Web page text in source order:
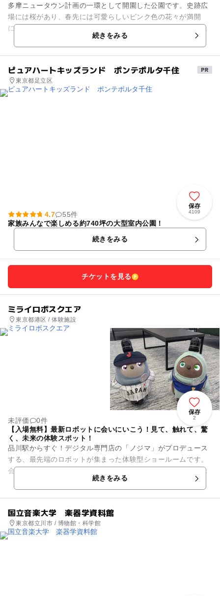
多摩ニュータウン計画の一環として開園した公園です。史跡広
場には桜があり、春先には可愛らしいピンク色の花々が満開
に。バーベキューもできるので、お花見の時期やゴールデンウ
ィーク、夏休みには多くの人で...
続きをみる
ピュアハートキッズランド ポンテポルタ千住
東京都足立区
保存
4109
4.7
55件
家族みんなで楽しめる約740坪の大型室内公園！
続きをみる
チケットを見る
ミライロボスクエア
東京都港区 / 体験施設
保存
2
未評価
0件
【入場無料】最新ロボットに会いにいこう！見て、触れて、驚
く、未来の体験スポット！
品川駅からすぐ！デジタル専門店の「ノジマ」がプロデュース
する、最先端のロボットが集まった体験型ショールームです。
会場には、本物そっくりに甘噛みをしてくれる癒やしロボット
続きをみる
国立音楽大学 楽器学資料館
東京都立川市 / 博物館・科学館